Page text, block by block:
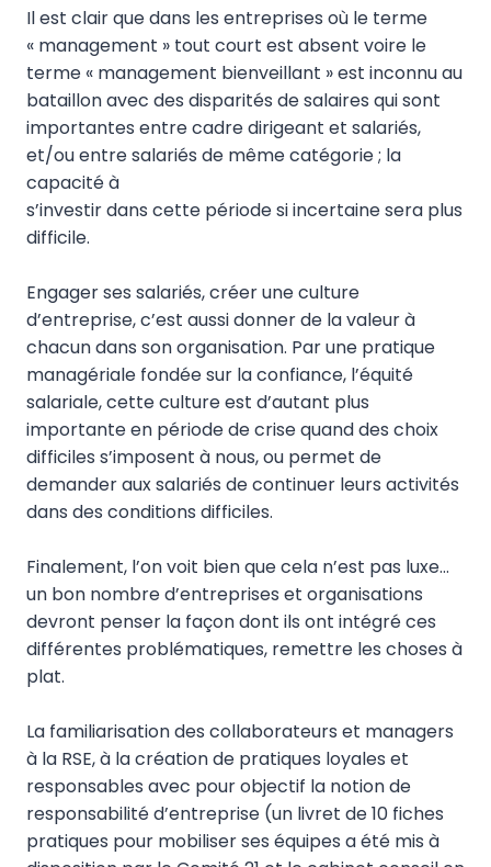
Il est clair que dans les entreprises où le terme
« management » tout court est absent voire le
terme « management bienveillant » est inconnu au
bataillon avec des disparités de salaires qui sont
importantes entre cadre dirigeant et salariés,
et/ou entre salariés de même catégorie ; la
capacité à
s’investir dans cette période si incertaine sera plus
difficile.
Engager ses salariés, créer une culture
d’entreprise, c’est aussi donner de la valeur à
chacun dans son organisation. Par une pratique
managériale fondée sur la confiance, l’équité
salariale, cette culture est d’autant plus
importante en période de crise quand des choix
difficiles s’imposent à nous, ou permet de
demander aux salariés de continuer leurs activités
dans des conditions difficiles.
Finalement, l’on voit bien que cela n’est pas luxe…
un bon nombre d’entreprises et organisations
devront penser la façon dont ils ont intégré ces
différentes problématiques, remettre les choses à
plat.
La familiarisation des collaborateurs et managers
à la RSE, à la création de pratiques loyales et
responsables avec pour objectif la notion de
responsabilité d’entreprise (un livret de 10 fiches
pratiques pour mobiliser ses équipes a été mis à